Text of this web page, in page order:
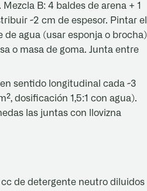
B: 4 baldes de arena + 1
~2 cm de espesor. Pintar el
de agua (usar esponja o brocha)
o masa de goma. Junta entre
sentido longitudinal cada ~3
dosificación 1,5:1 con agua).
las juntas con llovizna
de detergente neutro diluidos